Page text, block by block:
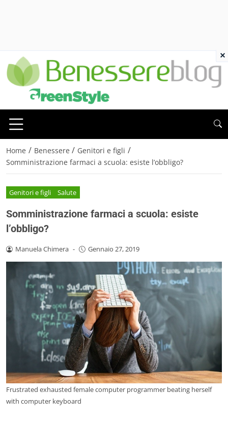
Home / Benessere / Genitori e figli /
Somministrazione farmaci a scuola: esiste l’obbligo?
Genitori e figli Salute
Somministrazione farmaci a scuola: esiste
l’obbligo?
Manuela Chimera - Gennaio 27, 2019
Frustrated exhausted female computer programmer beating herself
with computer keyboard
×